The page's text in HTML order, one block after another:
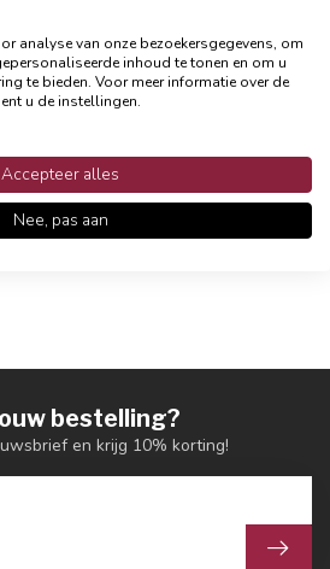
|
bestelling?
en krijg 10% korting!
analyse van onze bezoekersgegevens, om
inhoud te tonen en om u
te bieden. Voor meer informatie over de
u de instellingen.
Accepteer alles
Nee, pas aan